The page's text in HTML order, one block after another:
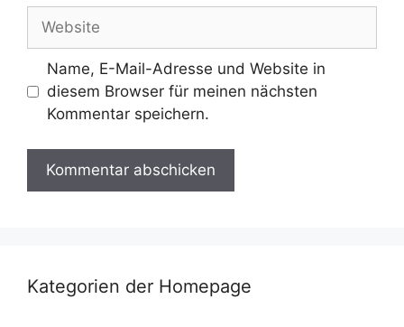
Adresse
Website
Name, E-Mail-Adresse und Website in
diesem Browser für meinen nächsten
Kommentar speichern.
Kategorien der Homepage